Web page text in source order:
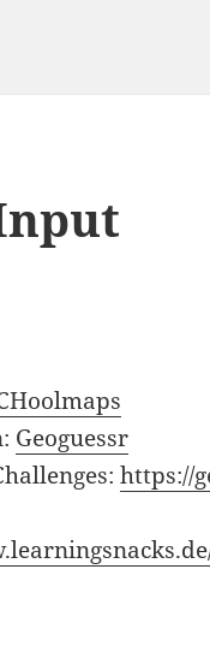
Geoguessr
https://